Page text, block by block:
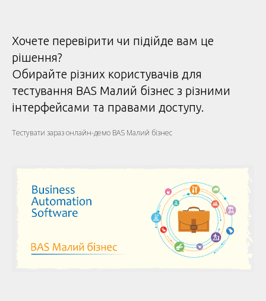
Хочете перевірити чи підійде вам це
рішення?
Обирайте різних користувачів для
тестування BAS Малий бізнес з різними
інтерфейсами та правами доступу.
Тестувати зараз онлайн-демо BAS Малий бізнес